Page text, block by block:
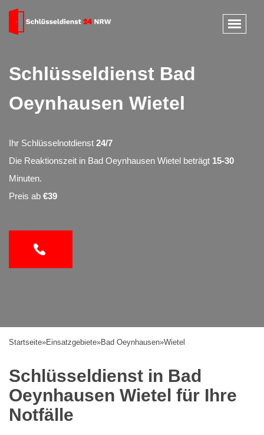
Schlüsseldienst Bad
Oeynhausen Wietel
Ihr Schlüsselnotdienst 24/7
Die Reaktionszeit in Bad Oeynhausen Wietel beträgt 15-30
Minuten.
Preis ab €39
Startseite»Einsatzgebiete»Bad Oeynhausen»Wietel
Schlüsseldienst in Bad
Oeynhausen Wietel für Ihre
Notfälle